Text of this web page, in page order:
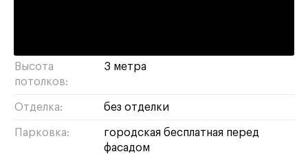
Высота
потолков:
3 метра
Отделка: без отделки
Парковка:
городская бесплатная перед
фасадом